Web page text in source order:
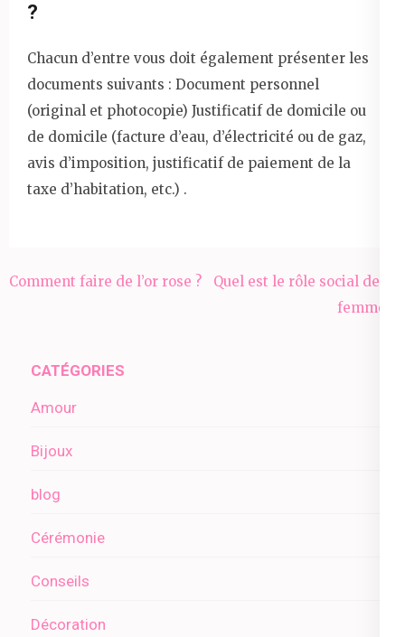
?
Chacun d’entre vous doit également présenter les
documents suivants : Document personnel
(original et photocopie) Justificatif de domicile ou
de domicile (facture d’eau, d’électricité ou de gaz,
avis d’imposition, justificatif de paiement de la
taxe d’habitation, etc.) .
Navigation
Comment faire de l’or rose ?
Quel est le rôle social de la
femme ?
CATÉGORIES
Amour
Bijoux
blog
Cérémonie
Conseils
Décoration